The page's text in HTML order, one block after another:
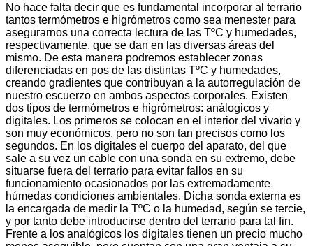
No hace falta decir que es fundamental incorporar al terrario
tantos termómetros e higrómetros como sea menester para
asegurarnos una correcta lectura de las TºC y humedades,
respectivamente, que se dan en las diversas áreas del
mismo. De esta manera podremos establecer zonas
diferenciadas en pos de las distintas TºC y humedades,
creando gradientes que contribuyan a la autorregulación de
nuestro escuerzo en ambos aspectos corporales. Existen
dos tipos de termómetros e higrómetros: análogicos y
digitales. Los primeros se colocan en el interior del vivario y
son muy económicos, pero no son tan precisos como los
segundos. En los digitales el cuerpo del aparato, del que
sale a su vez un cable con una sonda en su extremo, debe
situarse fuera del terrario para evitar fallos en su
funcionamiento ocasionados por las extremadamente
húmedas condiciones ambientales. Dicha sonda externa es
la encargada de medir la TºC o la humedad, según se tercie,
y por tanto debe introducirse dentro del terrario para tal fin.
Frente a los analógicos los digitales tienen un precio mucho